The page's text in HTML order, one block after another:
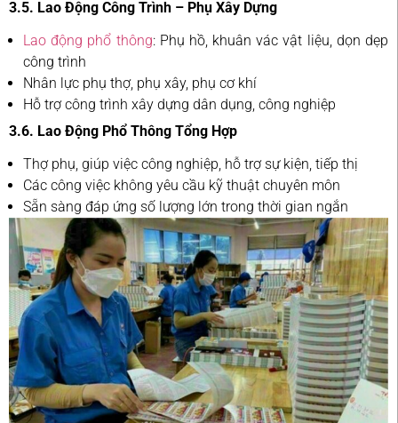
3.5. Lao Động Công Trình – Phụ Xây Dựng
Lao động phổ thông: Phụ hồ, khuân vác vật liệu, dọn dẹp
công trình
Nhân lực phụ thợ, phụ xây, phụ cơ khí
Hỗ trợ công trình xây dựng dân dụng, công nghiệp
3.6. Lao Động Phổ Thông Tổng Hợp
Thợ phụ, giúp việc công nghiệp, hỗ trợ sự kiện, tiếp thị
Các công việc không yêu cầu kỹ thuật chuyên môn
Sẵn sàng đáp ứng số lượng lớn trong thời gian ngắn